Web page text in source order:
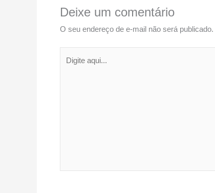
Deixe um comentário
O seu endereço de e-mail não será publicado.
aqui...